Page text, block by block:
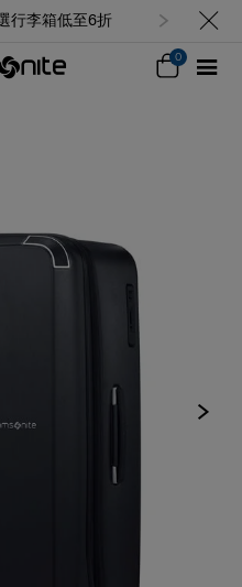
行李箱低至6折
0